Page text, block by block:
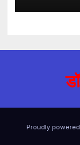
Proudly